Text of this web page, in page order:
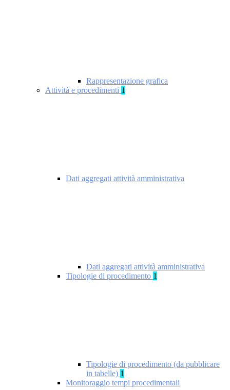
Rappresentazione grafica
Attività e procedimenti 1
Dati aggregati attività amministrativa
Dati aggregati attività amministrativa
Tipologie di procedimento 1
Tipologie di procedimento (da pubblicare
in tabelle) 1
Monitoraggio tempi procedimentali